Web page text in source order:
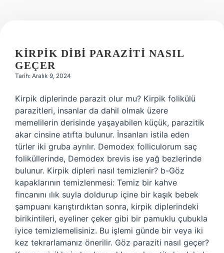
KIRPIK DIBI PARAZITI NASIL
GEÇER
Tarih: Aralık 9, 2024
Kirpik diplerinde parazit olur mu? Kirpik folikülü
parazitleri, insanlar da dahil olmak üzere
memelilerin derisinde yaşayabilen küçük, parazitik
akar cinsine atıfta bulunur. İnsanları istila eden
türler iki gruba ayrılır. Demodex folliculorum saç
foliküllerinde, Demodex brevis ise yağ bezlerinde
bulunur. Kirpik dipleri nasıl temizlenir? b-Göz
kapaklarının temizlenmesi: Temiz bir kahve
fincanını ılık suyla doldurup içine bir kaşık bebek
şampuanı karıştırdıktan sonra, kirpik diplerindeki
birikintileri, eyeliner çeker gibi bir pamuklu çubukla
iyice temizlemelisiniz. Bu işlemi günde bir veya iki
kez tekrarlamanız önerilir. Göz paraziti nasıl geçer?